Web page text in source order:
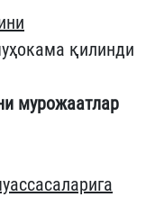
қилинди
мурожаатлар